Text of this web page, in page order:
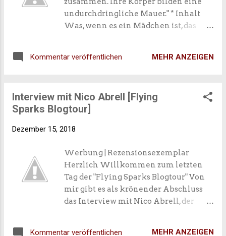
nicht wirklich etwas, oder doch? Aber
ich höre jetzt mal auf so komisch drauf
zu sein und berichte euch über mein
undurchdringliche Mauer." * Inhalt
Was, wenn es ein Mädchen ist, das
dazugehören. Sich verlieben. Ganz
seit Jahren unter den Angriffen ihrer
Mitschüler leidet und die Hoffnung,
aufgegeben hat. Stattdessen findet sie
Zuflucht in ihren Büchern. Als sie
eines Abends jedoch ausgerechnet
Locken und den traurigen Augen,
trifft, will sie sich nicht länger
verstecken. Es dauert nicht lange, bis
Freundschaft entwickelt. Zum ersten
Kommentar veröffentlichen MEHR ANZEIGEN
Interview mit Nico Abrell [Flying
Sparks Blogtour]
Dezember 15, 2018
Werbung | Rezensionsexemplar
Herzlich Willkommen zum letzten
Tag der "Flying Sparks Blogtour" Von
mir gibt es als krönender Abschluss
das Interview mit Nico Abrell, der
Kommentar veröffentlichen MEHR ANZEIGEN